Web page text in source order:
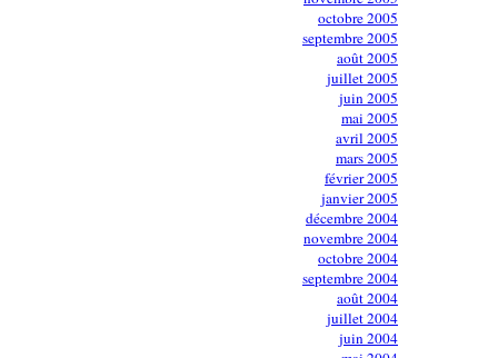
octobre 2005
septembre 2005
août 2005
juillet 2005
juin 2005
mai 2005
avril 2005
mars 2005
février 2005
janvier 2005
décembre 2004
novembre 2004
octobre 2004
septembre 2004
août 2004
juillet 2004
juin 2004